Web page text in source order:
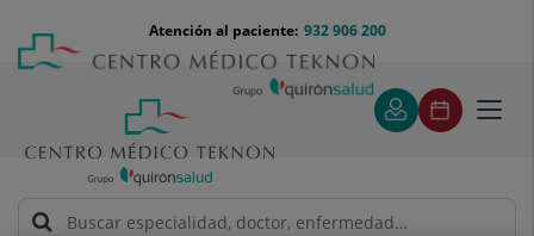
contenido
Menú
teléfono
cabecera
932 906 200
Atención al paciente: